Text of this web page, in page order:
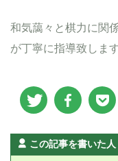
和気藹々と棋力に関
が丁寧に指導致します
この記事を書いた人